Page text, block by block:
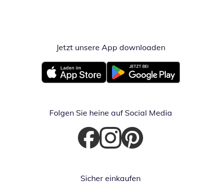
Jetzt unsere App downloadenÖffnet in
Öffnet in neuem FensterÖffnet in neuem Fenster
Folgen Sie heine auf Social Media
Öffnet in neuem Fenster
Öffnet in neuem Fenster
Öffnet in neuem Fenster
Sicher einkaufen